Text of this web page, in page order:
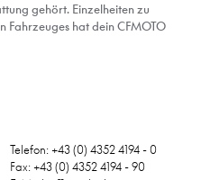
gehört. Einzelheiten zu
Fahrzeuges hat dein CFMOTO
Telefon: +43 (0) 4352 4194 - 0
Fax: +43 (0) 4352 4194 - 90